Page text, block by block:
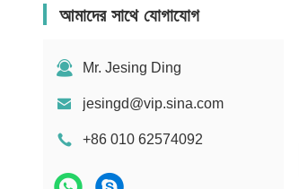
আমাদের সাথে যোগাযোগ
Mr. Jesing Ding
jesingd@vip.sina.com
+86 010 62574092